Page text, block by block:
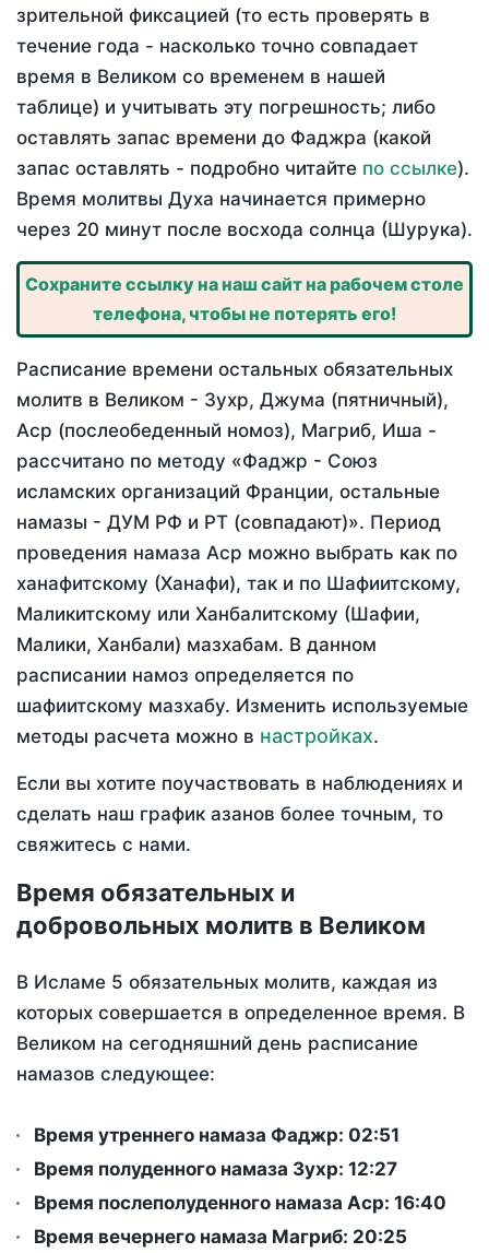
зрительной фиксацией (то есть проверять в
течение года - насколько точно совпадает
время в Великом со временем в нашей
таблице) и учитывать эту погрешность; либо
оставлять запас времени до Фаджра (какой
запас оставлять - подробно читайте по ссылке).
Время молитвы Духа начинается примерно
через 20 минут после восхода солнца (Шурука).
Сохраните ссылку на наш сайт на рабочем столе
телефона, чтобы не потерять его!
Расписание времени остальных обязательных
молитв в Великом - Зухр, Джума (пятничный),
Аср (послеобеденный номоз), Магриб, Иша -
рассчитано по методу «Фаджр - Союз
исламских организаций Франции, остальные
намазы - ДУМ РФ и РТ (совпадают)». Период
проведения намаза Аср можно выбрать как по
ханафитскому (Ханафи), так и по Шафиитскому,
Маликитскому или Ханбалитскому (Шафии,
Малики, Ханбали) мазхабам. В данном
расписании намоз определяется по
шафиитскому мазхабу. Изменить используемые
методы расчета можно в настройках.
Если вы хотите поучаствовать в наблюдениях и
сделать наш график азанов более точным, то
свяжитесь с нами.
Время обязательных и
добровольных молитв в Великом
В Исламе 5 обязательных молитв, каждая из
которых совершается в определенное время. В
Великом на сегодняшний день расписание
намазов следующее:
Время утреннего намаза Фаджр: 02:51
Время полуденного намаза Зухр: 12:27
Время послеполуденного намаза Аср: 16:40
Время вечернего намаза Магриб: 20:25